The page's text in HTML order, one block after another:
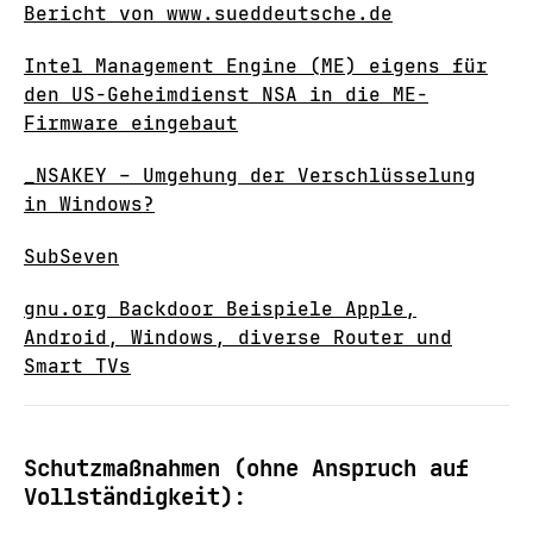
Bericht von www.sueddeutsche.de
Intel Management Engine (ME) eigens für
den US-Geheimdienst NSA in die ME-
Firmware eingebaut
_NSAKEY – Umgehung der Verschlüsselung
in Windows?
SubSeven
gnu.org Backdoor Beispiele Apple,
Android, Windows, diverse Router und
Smart TVs
Schutzmaßnahmen (ohne Anspruch auf
Vollständigkeit):